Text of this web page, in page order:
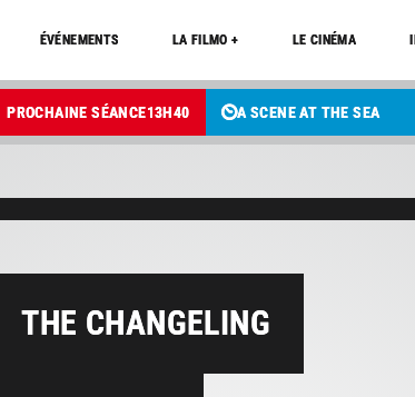
ÉVÉNEMENTS LA FILMO + LE CINÉMA
PROCHAINE SÉANCE13H40 A SCENE AT THE SEA
THE CHANGELING